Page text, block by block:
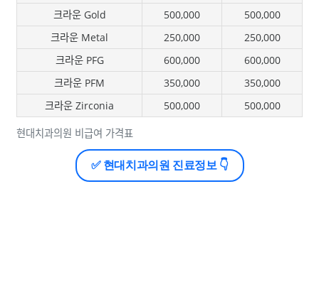
현대치과의원 비급여 가격표
크라운 Gold 500,000
500,000
크라운 Metal
250,000
250,000
크라운 PFG
600,000
600,000
크라운 PFM
350,000
350,000
크라운 Zirconia
500,000 500,000
✅ 현대치과의원 진료정보 👇